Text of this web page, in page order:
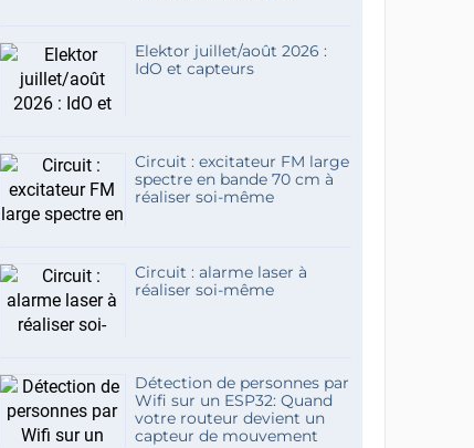
Elektor juillet/août 2026 :
IdO et capteurs
Circuit : excitateur FM large
spectre en bande 70 cm à
réaliser soi-même
Circuit : alarme laser à
réaliser soi-même
Détection de personnes par
Wifi sur un ESP32: Quand
votre routeur devient un
capteur de mouvement